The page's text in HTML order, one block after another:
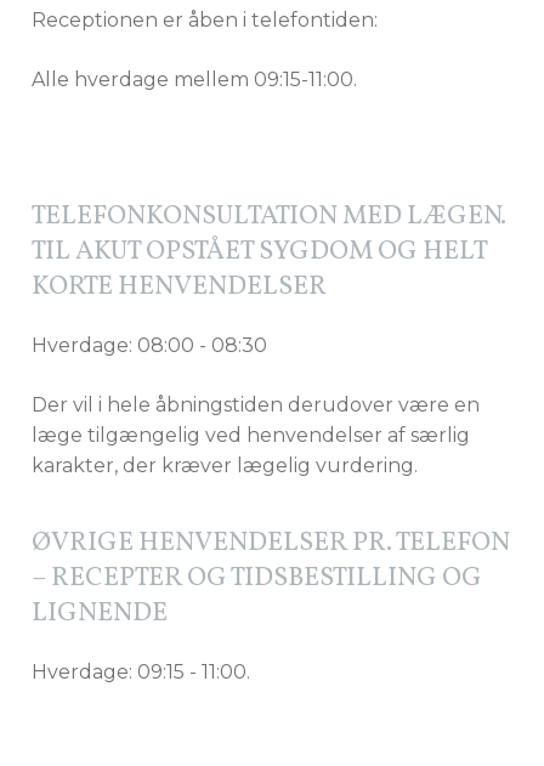
Receptionen er åben i telefontiden:
Alle hverdage mellem 09:15-11:00.
TELEFONKONSULTATION MED LÆGEN.
TIL AKUT OPSTÅET SYGDOM OG HELT
KORTE HENVENDELSER
Hverdage: 08:00 - 08:30
Der vil i hele åbningstiden derudover være en
læge tilgængelig ved henvendelser af særlig
karakter, der kræver lægelig vurdering.
ØVRIGE HENVENDELSER PR. TELEFON
– RECEPTER OG TIDSBESTILLING OG
LIGNENDE
Hverdage: 09:15 - 11:00.